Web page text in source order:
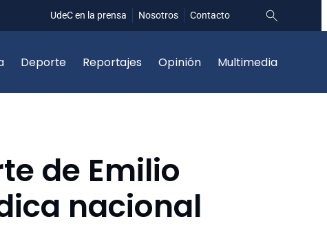
UdeC en la prensa Nosotros Contacto
Deporte Reportajes Opinión Multimedia
de Emilio
nacional